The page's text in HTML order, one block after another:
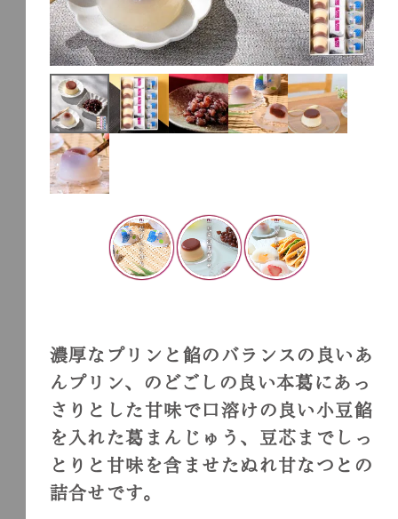
濃厚なプリンと餡のバランスの良いあ
んプリン、のどごしの良い本葛にあっ
さりとした甘味で口溶けの良い小豆餡
を入れた葛まんじゅう、豆芯までしっ
とりと甘味を含ませたぬれ甘なつとの
詰合せです。